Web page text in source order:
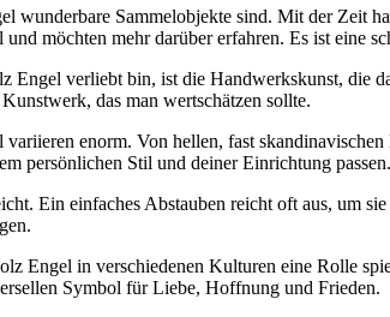
wunderbare Sammelobjekte⁢ sind. Mit der ⁣Zeit
möchten ⁢mehr darüber erfahren. Es ist‍ eine
verliebt‍ bin, ist⁤ die Handwerkskunst, die
das man⁢ wertschätzen ‌sollte.
enorm. Von hellen, fast
persönlichen Stil‍ und⁢ deiner Einrichtung passen.
Ein einfaches⁤ Abstauben reicht oft aus, ⁤um
Engel in verschiedenen​ Kulturen eine ‌Rolle
Symbol für⁤ Liebe, Hoffnung und Frieden.